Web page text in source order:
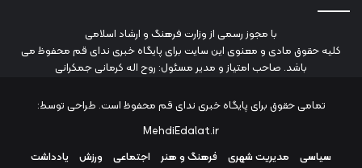
با مجوز رسمی از وزارت فرهنگ و ارشاد اسلامی
کلیه حقوق مادی و معنوی این سایت برای پایگاه خبری ندای قم محفوظ می
باشد. صاحب امتیاز و مدیر مسئول: روح اله کرمانی جمکرانی
تمامی حقوق برای پایگاه خبری ندای قم محفوظ است. طراحی توسط:
MehdiEdalat.ir
سیاسی
مدیریت شهری فرهنگ و هنر اجتماعی ورزش یادداشت